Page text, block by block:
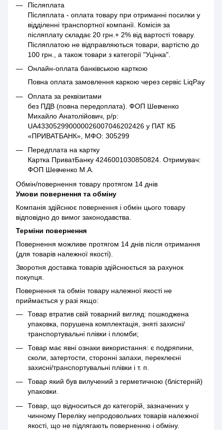
Післяплата
Післяплата - оплата товару при отриманні посилки у
відділенні транспортної компанії. Комісія за
післяплату складає 20 грн.+ 2% від вартості товару.
Післяплатою не відправляються товари, вартістю до
100 грн., а також товари з категорії "Уцінка".
Онлайн-оплата банківською карткою
Повна оплата замовлення каркою через сервіс LiqPay
Оплата за реквізитами
без ПДВ (повна передоплата). ФОП Шевченко
Михайло Анатолійович, р/р:
UA433052990000026007046202426 у ПАТ КБ
«ПРИВАТБАНК», МФО: 305299
Передплата на картку
Картка ПриватБанку 4246001030850824. Отримувач:
ФОП Шевченко М.А.
Обмін/повернення товару протягом 14 днів
Умови повернення та обміну
Компанія здійснює повернення і обмін цього товару
відповідно до вимог законодавства.
Терміни повернення
Повернення можливе протягом 14 днів після отримання
(для товарів належної якості).
Зворотня доставка товарів здійснюється за рахунок
покупця.
Повернення та обмін товару належної якості не
приймається у разі якщо:
Товар втратив свій товарний вигляд: пошкоджена
упаковка, порушена комплектація, зняті захисні/
транспортувальні плівки і пломби;
Товар має явні ознаки використання: є подряпини,
сколи, затертости, сторонні запахи, переклеєні
захисні/транспортувальні плівки і т. п.
Товар який був вилучений з герметичною (блістерній)
упаковки.
Товар, що відноситься до категорій, зазначених у
чинному Переліку непродовольчих товарів належної
якості, що не підлягають поверненню і обміну.